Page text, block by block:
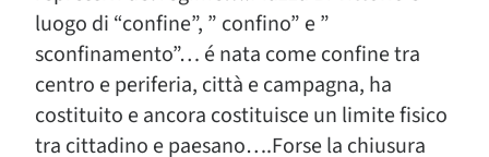
luogo di “confine”, ” confino” e ”
sconfinamento”… é nata come confine tra
centro e periferia, città e campagna, ha
costituito e ancora costituisce un limite fisico
tra cittadino e paesano….Forse la chiusura